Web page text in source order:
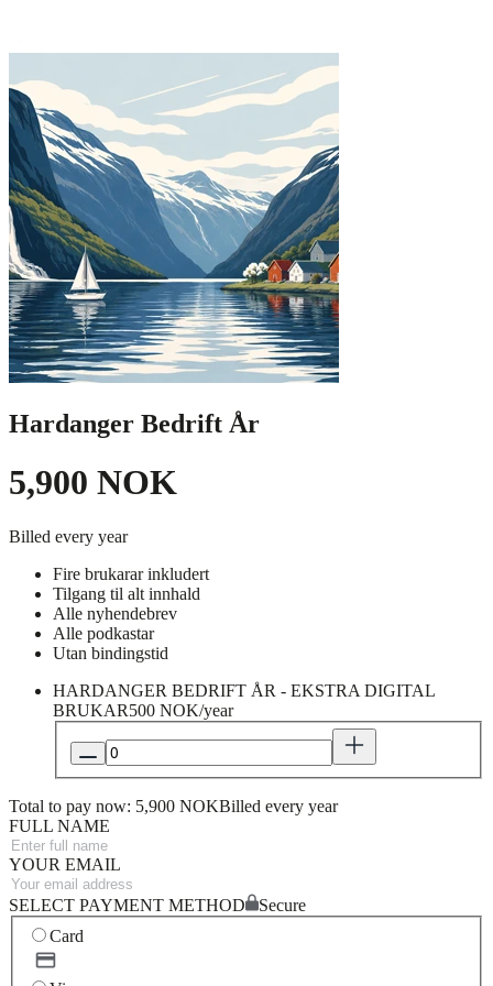
Hardanger Bedrift År
5,900 NOK
Billed every year
Fire brukarar inkludert
Tilgang til alt innhald
Alle nyhendebrev
Alle podkastar
Utan bindingstid
HARDANGER BEDRIFT ÅR - EKSTRA DIGITAL
BRUKAR500 NOK/year
Total to pay now: 5,900 NOKBilled every year
FULL NAME
YOUR EMAIL
SELECT PAYMENT METHOD
Secure
Card